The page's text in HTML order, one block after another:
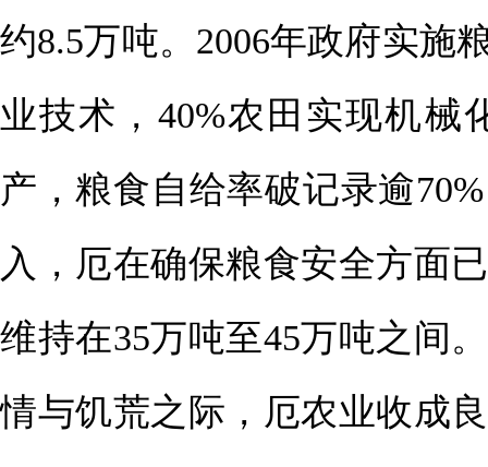
约8.5万吨。2006年政府实施
业技术，40%农田实现机械
产，粮食自给率破记录逾
入，厄在确保粮食安全方面
维持在35万吨至45万吨之间
情与饥荒之际，厄农业收成